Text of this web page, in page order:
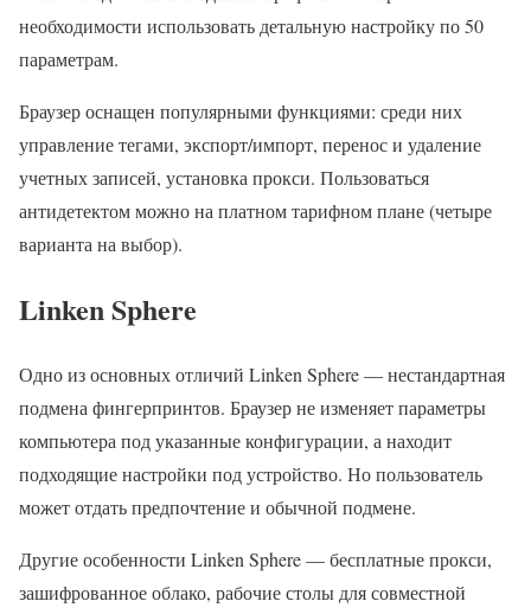
необходимости использовать детальную настройку по 50
параметрам.
Браузер оснащен популярными функциями: среди них
управление тегами, экспорт/импорт, перенос и удаление
учетных записей, установка прокси. Пользоваться
антидетектом можно на платном тарифном плане (четыре
варианта на выбор).
Linken Sphere
Одно из основных отличий Linken Sphere — нестандартная
подмена фингерпринтов. Браузер не изменяет параметры
компьютера под указанные конфигурации, а находит
подходящие настройки под устройство. Но пользователь
может отдать предпочтение и обычной подмене.
Другие особенности Linken Sphere — бесплатные прокси,
зашифрованное облако, рабочие столы для совместной